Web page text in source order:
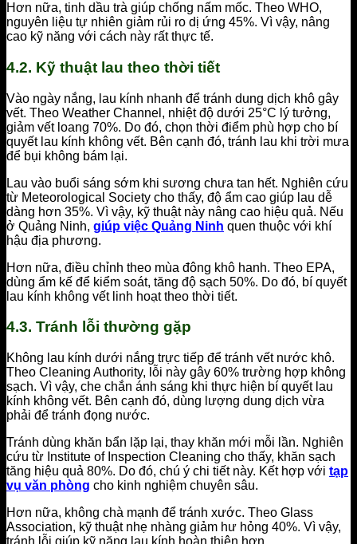
Hơn nữa, tinh dầu trà giúp chống nấm mốc. Theo WHO,
nguyên liệu tự nhiên giảm rủi ro dị ứng 45%. Vì vậy, nâng
cao kỹ năng với cách này rất thực tế.
4.2. Kỹ thuật lau theo thời tiết
Vào ngày nắng, lau kính nhanh để tránh dung dịch khô gây
vết. Theo Weather Channel, nhiệt độ dưới 25°C lý tưởng,
giảm vết loang 70%. Do đó, chọn thời điểm phù hợp cho bí
quyết lau kính không vết. Bên cạnh đó, tránh lau khi trời mưa
để bụi không bám lại.
Lau vào buổi sáng sớm khi sương chưa tan hết. Nghiên cứu
từ Meteorological Society cho thấy, độ ẩm cao giúp lau dễ
dàng hơn 35%. Vì vậy, kỹ thuật này nâng cao hiệu quả. Nếu
ở Quảng Ninh, giúp việc Quảng Ninh quen thuộc với khí
hậu địa phương.
Hơn nữa, điều chỉnh theo mùa đông khô hanh. Theo EPA,
dùng ẩm kế để kiểm soát, tăng độ sạch 50%. Do đó, bí quyết
lau kính không vết linh hoạt theo thời tiết.
4.3. Tránh lỗi thường gặp
Không lau kính dưới nắng trực tiếp để tránh vết nước khô.
Theo Cleaning Authority, lỗi này gây 60% trường hợp không
sạch. Vì vậy, che chắn ánh sáng khi thực hiện bí quyết lau
kính không vết. Bên cạnh đó, dùng lượng dung dịch vừa
phải để tránh đọng nước.
Tránh dùng khăn bẩn lặp lại, thay khăn mới mỗi lần. Nghiên
cứu từ Institute of Inspection Cleaning cho thấy, khăn sạch
tăng hiệu quả 80%. Do đó, chú ý chi tiết này. Kết hợp với tạp
vụ văn phòng cho kinh nghiệm chuyên sâu.
Hơn nữa, không chà mạnh để tránh xước. Theo Glass
Association, kỹ thuật nhẹ nhàng giảm hư hỏng 40%. Vì vậy,
tránh lỗi giúp kỹ năng lau kính hoàn thiện hơn.